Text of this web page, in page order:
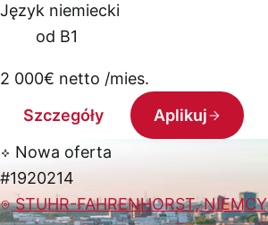
Język niemiecki
od B1
2 000€ netto /mies.
Szczegóły
Aplikuj
Nowa oferta
#1920214
STUHR-FAHRENHORST, NIEMCY